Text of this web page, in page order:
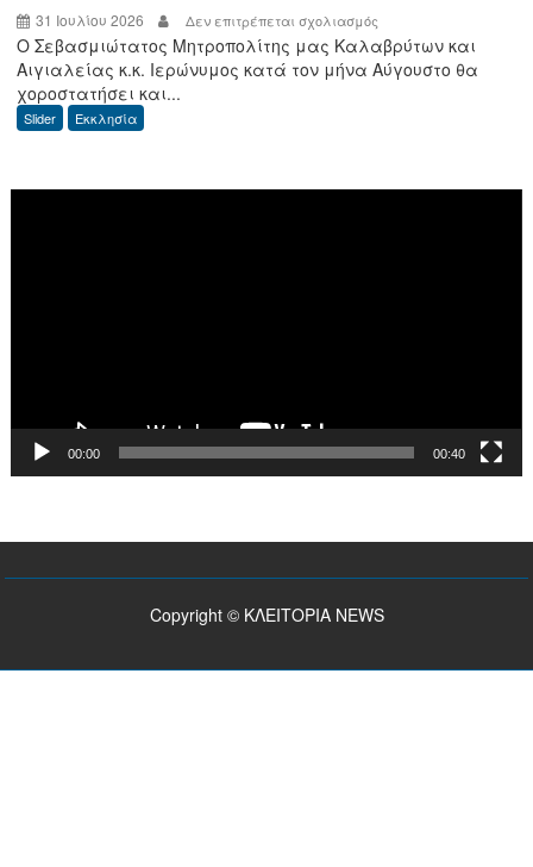
31 Ιουλίου 2026 Δεν επιτρέπεται σχολιασμός
Πρόγραμμα
Αρχιερατικής
Ο Σεβασμιώτατος Μητροπολίτης μας Καλαβρύτων και
Αιγιαλείας κ.κ. Ιερώνυμος κατά τον μήνα Αύγουστο θα
χοροστατήσει και...
Slider Εκκλησία
00:00 00:40
Copyright © ΚΛΕΙΤΟΡΙΑ NEWS